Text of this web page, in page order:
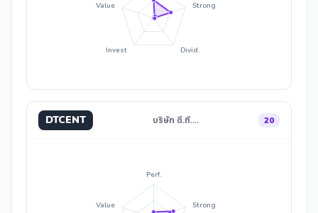
Strong
Divid.
Invest
Value
DTCENT บริษัท ดี.ที.… 20
Perf.
Strong
Value